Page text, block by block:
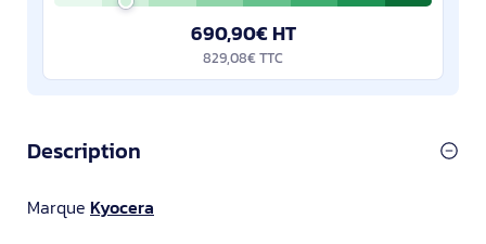
690,90€ HT
829,08€ TTC
Description
Marque Kyocera